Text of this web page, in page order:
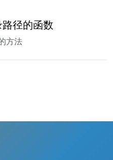
径的函数
方法